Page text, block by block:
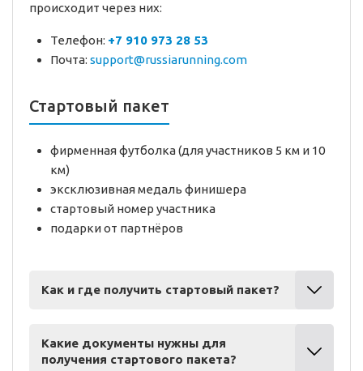
происходит через них:
Телефон: +7 910 973 28 53
Почта: support@russiarunning.com
Стартовый пакет
фирменная футболка (для участников 5 км и 10
км)
эксклюзивная медаль финишера
стартовый номер участника
подарки от партнёров
Как и где получить стартовый пакет?
Какие документы нужны для
получения стартового пакета?